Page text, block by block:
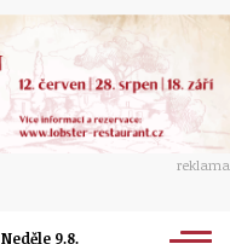
reklama
Neděle 9.8.